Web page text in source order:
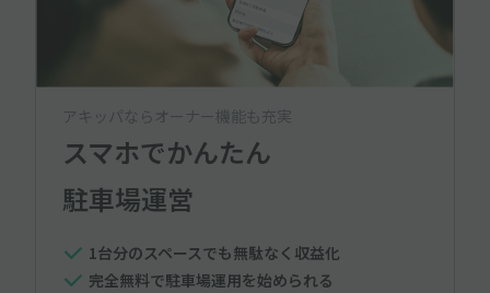
アキッパならオーナー機能も充実
スマホでかんたん
駐車場運営
1台分のスペースでも無駄なく収益化
完全無料で駐車場運用を始められる